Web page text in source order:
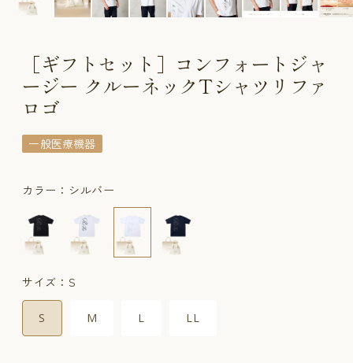
［ギフトセット］コンフォートジャ
ージー クルーネックTシャツリファ
ロゴ
一般医療機器
カラー：シルバー
サイズ：S
S M L LL